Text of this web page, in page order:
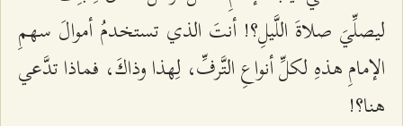
ليصلِّيَ صلاةَ اللَّيلِ؟! أنتَ الذي تستخدمُ أموالَ سهمِ
الإمامِ هذهِ لكلِّ أنواعِ التَّرفِّ، لِهذا وذاكَ، فماذا تدَّعي
هنا؟!